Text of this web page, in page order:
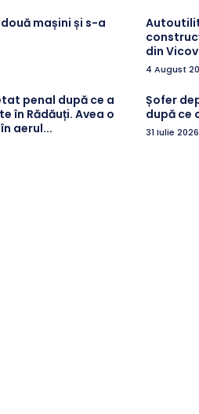
mașini și s-a
din
4 August
penal după ce a
în Rădăuți. Avea o
aerul...
Șofer
după ce
31 Iulie 2026